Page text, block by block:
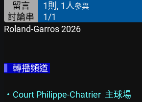
留言
1則, 1人參與
討論串
1/1
Roland-Garros 2026
轉播頻道
・Court Philippe-Chatrier  主球場